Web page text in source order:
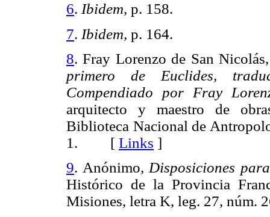
6. Ibidem, p. 158.
7. Ibidem, p. 164.
8. Fray Lorenzo de San
primero de Euclides,
Compendiado por Fray
arquitecto y maestro de
Biblioteca Nacional de
1. [ Links ]
9. Anónimo, Disposiciones
Histórico de la Provincia
Misiones, letra K, leg. 27,